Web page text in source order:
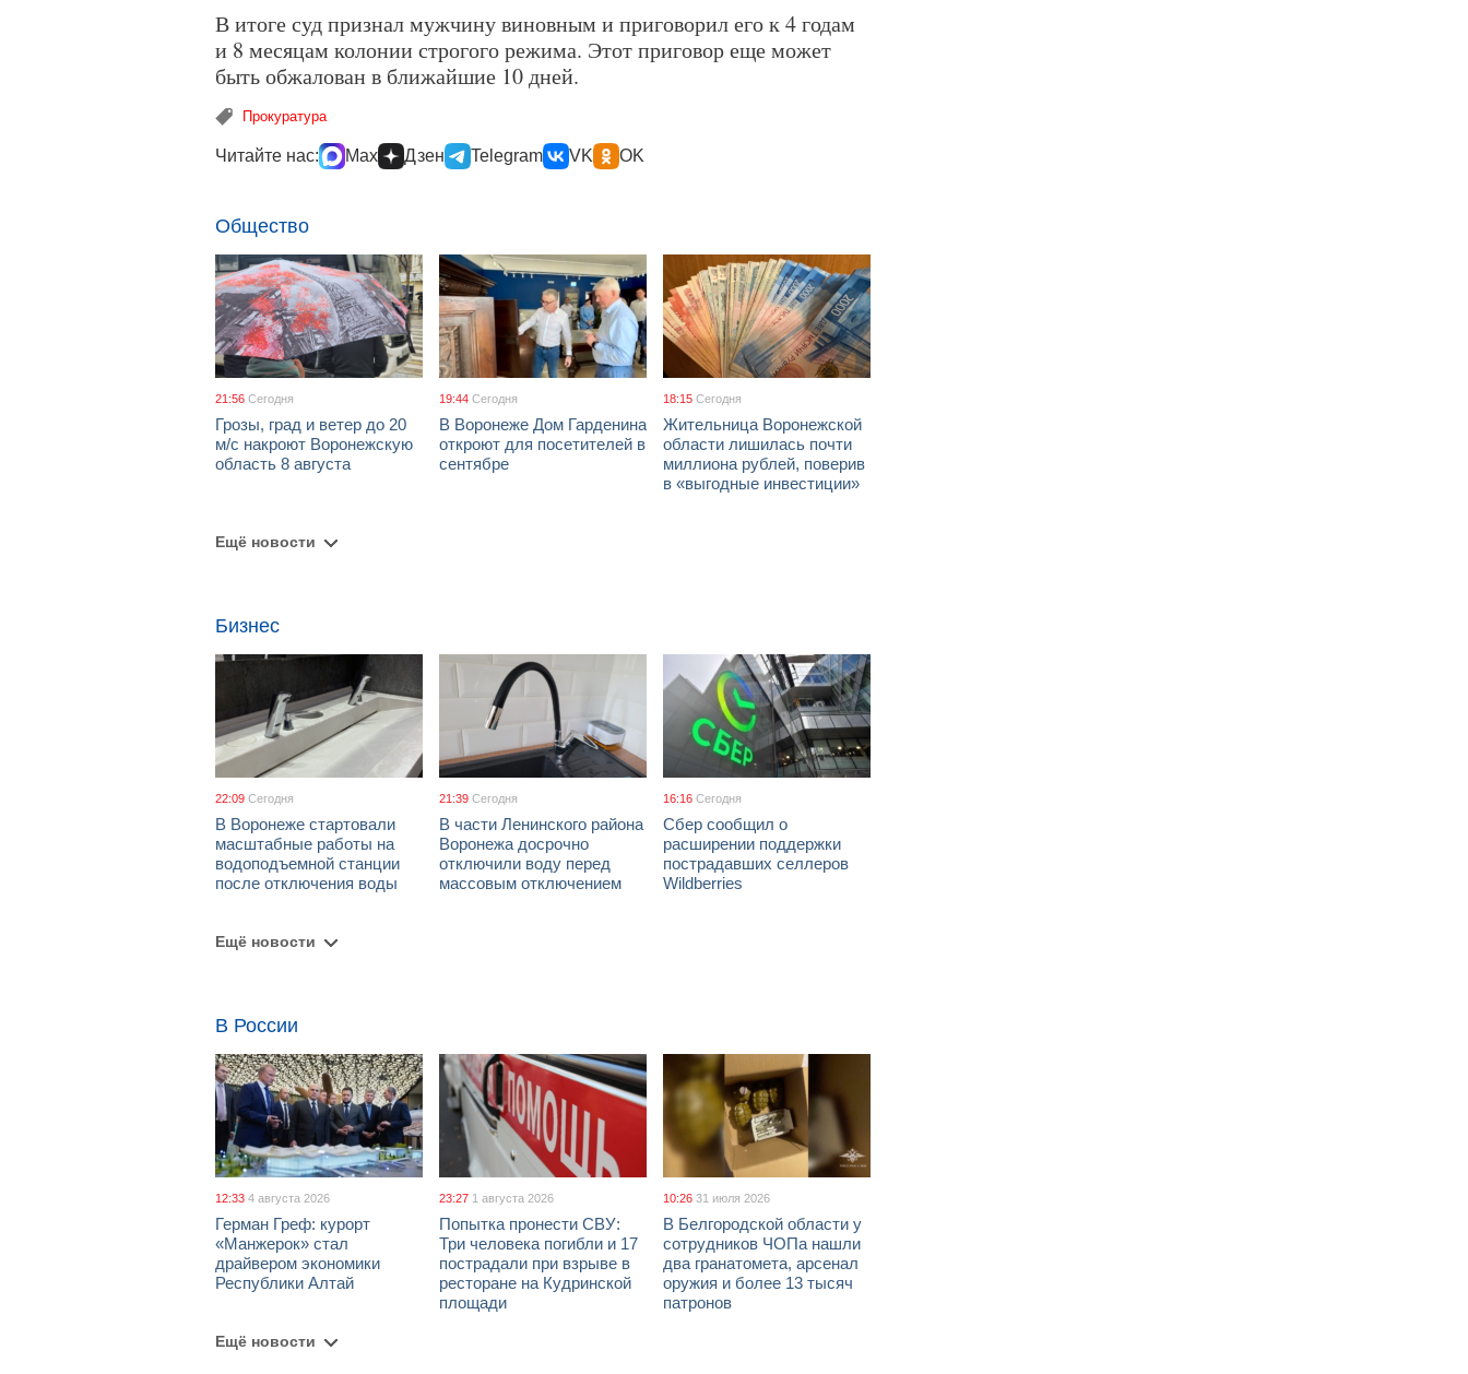
В итоге суд признал мужчину виновным и приговорил его к 4 годам
и 8 месяцам колонии строгого режима. Этот приговор еще может
быть обжалован в ближайшие 10 дней.
Прокуратура
Читайте нас: Max Дзен Telegram VK OK
Общество
21:56 Сегодня
Грозы, град и ветер до 20
м/с накроют Воронежскую
область 8 августа
19:44 Сегодня
В Воронеже Дом Гарденина
откроют для посетителей в
сентябре
18:15 Сегодня
Жительница Воронежской
области лишилась почти
миллиона рублей, поверив
в «выгодные инвестиции»
Ещё новости
Бизнес
22:09 Сегодня
В Воронеже стартовали
масштабные работы на
водоподъемной станции
после отключения воды
21:39 Сегодня
В части Ленинского района
Воронежа досрочно
отключили воду перед
массовым отключением
16:16 Сегодня
Сбер сообщил о
расширении поддержки
пострадавших селлеров
Wildberries
Ещё новости
В России
12:33 4 августа 2026
Герман Греф: курорт
«Манжерок» стал
драйвером экономики
Республики Алтай
23:27 1 августа 2026
Попытка пронести СВУ:
Три человека погибли и 17
пострадали при взрыве в
ресторане на Кудринской
площади
10:26 31 июля 2026
В Белгородской области у
сотрудников ЧОПа нашли
два гранатомета, арсенал
оружия и более 13 тысяч
патронов
Ещё новости